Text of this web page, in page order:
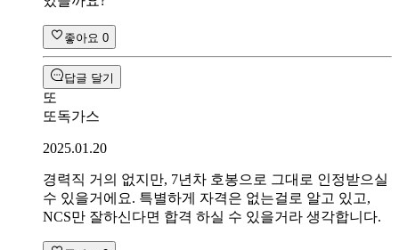
좋아요 0
답글 달기
또
또독가스
2025.01.20
경력직 거의 없지만, 7년차 호봉으로 그대로 인정받으실
수 있을거에요. 특별하게 자격은 없는걸로 알고 있고,
NCS만 잘하신다면 합격 하실 수 있을거라 생각합니다.